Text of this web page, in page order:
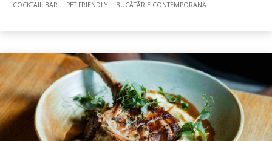
COCKTAIL BAR PET FRIENDLY BUCÃTÃRIE CONTEMPORANĂ